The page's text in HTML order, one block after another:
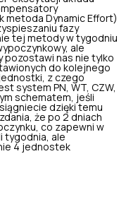
metoda Dynamic Effort)
fazy
tej metody w tygodniu
ale
pozostawi nas nie tylko
do kolejnego
z czego
system PN, WT, CZW,
schematem, jeśli
dzięki temu
że po 2 dniach
co zapewni w
tygodnia, ale
4 jednostek